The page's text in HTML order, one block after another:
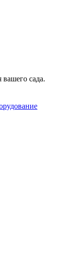
сада.